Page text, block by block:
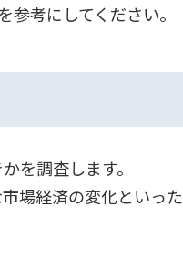
考にしてください。
を調査します。
場経済の変化といった